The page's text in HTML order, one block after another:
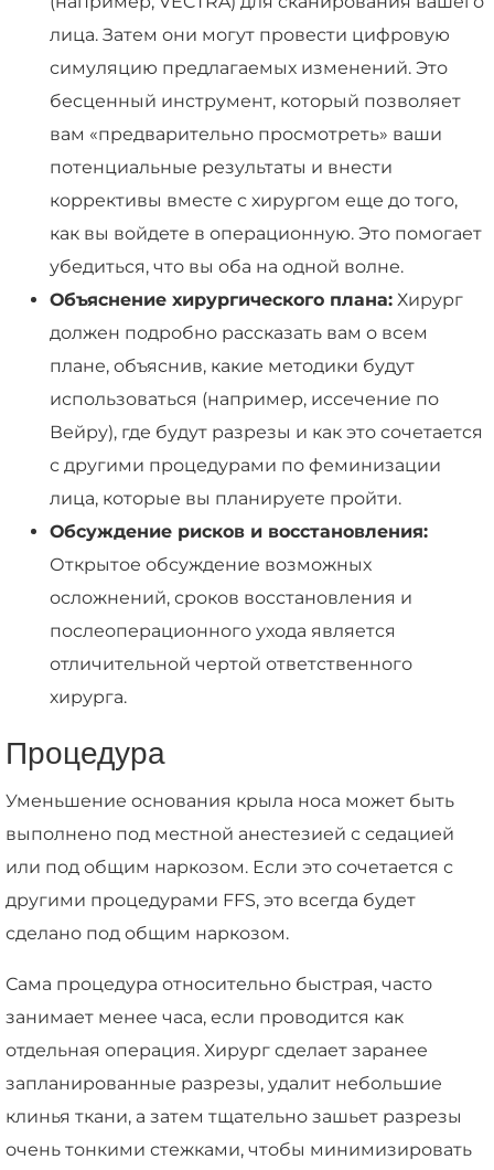
лица. Затем они могут провести цифровую
симуляцию предлагаемых изменений. Это
бесценный инструмент, который позволяет
вам «предварительно просмотреть» ваши
потенциальные результаты и внести
коррективы вместе с хирургом еще до того,
как вы войдете в операционную. Это помогает
убедиться, что вы оба на одной волне.
Объяснение хирургического плана: Хирург
должен подробно рассказать вам о всем
плане, объяснив, какие методики будут
использоваться (например, иссечение по
Вейру), где будут разрезы и как это сочетается
с другими процедурами по феминизации
лица, которые вы планируете пройти.
Обсуждение рисков и восстановления:
Открытое обсуждение возможных
осложнений, сроков восстановления и
послеоперационного ухода является
отличительной чертой ответственного
хирурга.
Процедура
Уменьшение основания крыла носа может быть
выполнено под местной анестезией с седацией
или под общим наркозом. Если это сочетается с
другими процедурами FFS, это всегда будет
сделано под общим наркозом.
Сама процедура относительно быстрая, часто
занимает менее часа, если проводится как
отдельная операция. Хирург сделает заранее
запланированные разрезы, удалит небольшие
клинья ткани, а затем тщательно зашьет разрезы
очень тонкими стежками, чтобы минимизировать